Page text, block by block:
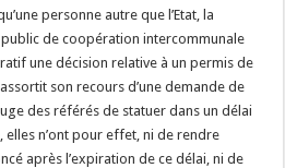
personne autre que l’Etat, la
public de coopération intercommunale
une décision relative à un permis de
son recours d’une demande de
des référés de statuer dans un délai
elles n’ont pour effet, ni de rendre
après l’expiration de ce délai, ni de